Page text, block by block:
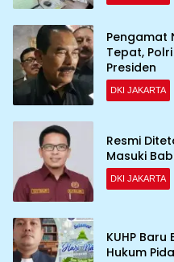
Pengamat
Tepat,
Presiden
DKI JAKARTA
Resmi
Masuki
DKI JAKARTA
KUHP
Hukum